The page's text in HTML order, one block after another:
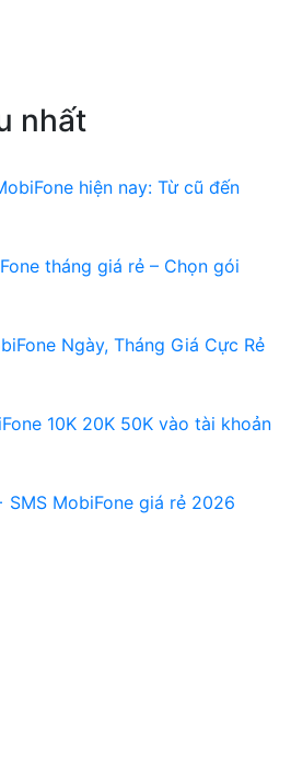
nhất
hiện nay: Từ cũ đến
tháng giá rẻ – Chọn gói
Ngày, Tháng Giá Cực Rẻ
10K 20K 50K vào tài khoản
MobiFone giá rẻ 2026